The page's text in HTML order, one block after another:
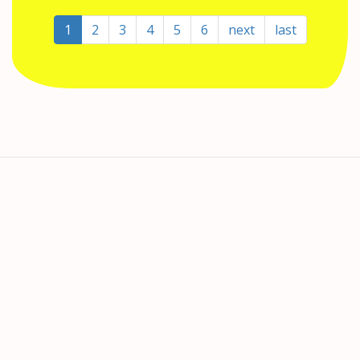
1
2 3 4 5 6 next last